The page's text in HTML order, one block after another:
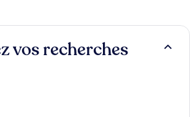
vos recherches